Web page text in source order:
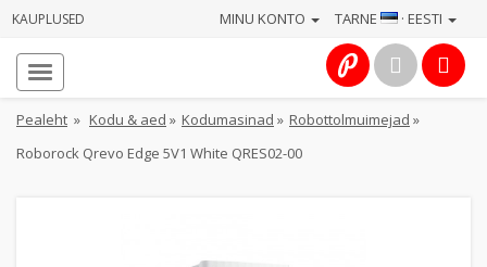
KAUPLUSED TARNE · EESTI
MINU KONTO
Pealeht » Kodu & aed » Kodumasinad » Robottolmuimejad »
Roborock Qrevo Edge 5V1 White QRES02-00
Info
Teenused